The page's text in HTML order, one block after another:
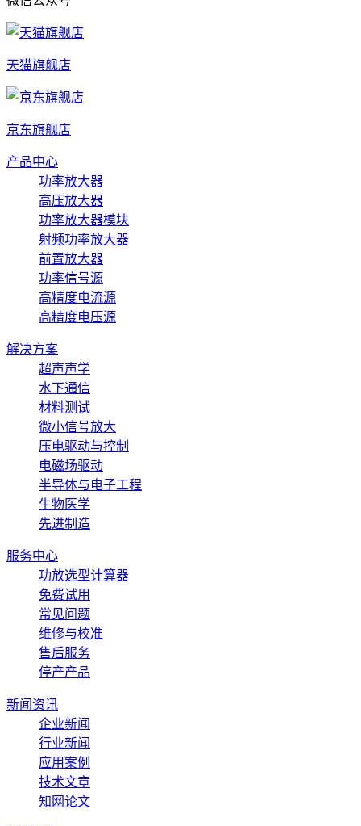
天猫旗舰店
京东旗舰店
产品中心
功率放大器
高压放大器
功率放大器模块
射频功率放大器
前置放大器
功率信号源
高精度电流源
高精度电压源
解决方案
超声声学
水下通信
材料测试
微小信号放大
压电驱动与控制
电磁场驱动
半导体与电子工程
生物医学
先进制造
服务中心
功放选型计算器
免费试用
常见问题
维修与校准
售后服务
停产产品
新闻资讯
企业新闻
行业新闻
应用案例
技术文章
知网论文